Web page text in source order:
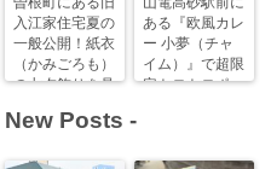
入江家住宅夏の
一般公開！紙衣
（かみごろも）
の七夕飾りを見
ある『欧風カレ
ー 小夢（チャ
イム）』で超限
定トロトロポー
New Posts -